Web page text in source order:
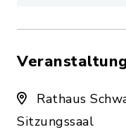
Rathaus
Sitzungssaal